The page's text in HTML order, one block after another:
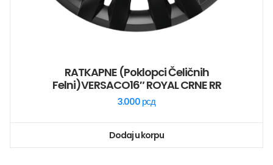
RATKAPNE (poklopci Čeličnih
Felni)VERSACO16″ ROYAL CRNE RR
3.000 рсд
Dodaj u korpu